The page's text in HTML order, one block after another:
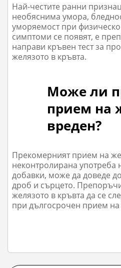
Най-честите ранни
необяснима умора,
уморяемост при физическо
симптоми се появят, е
направи кръвен тест за
желязото в кръвта.
Може ли
прием на
вреден?
Прекомерният прием на
неконтролирана употреба
добавки, може да доведе
дроб и сърцето.
желязото в кръвта да се
при дългосрочен прием на